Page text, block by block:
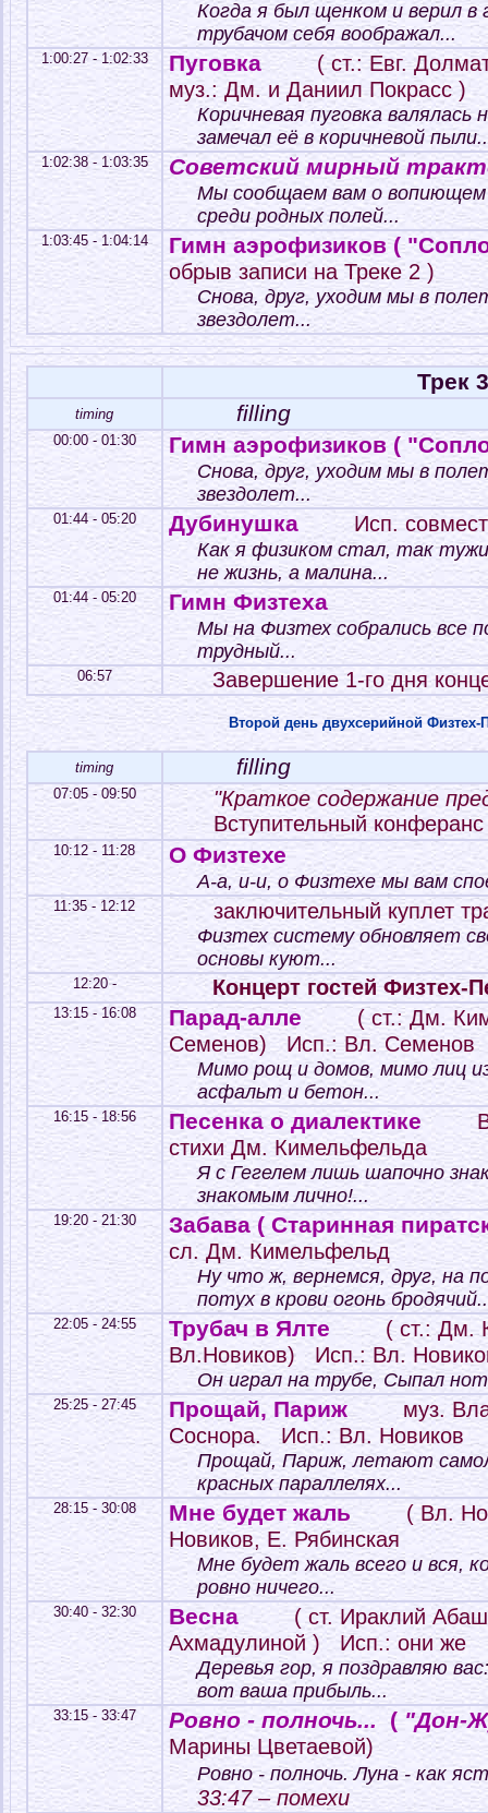
Когда я был щенком и верил
трубачом себя воображал...
1:00:27 - 1:02:33 Пуговка
( ст.: Евг.
муз.: Дм. и Даниил Покрасс )
Коричневая пуговка валялась
замечал её в коричневой
1:02:38 - 1:03:35 Советский мирный
Мы сообщаем вам о
среди родных полей...
1:03:45 - 1:04:14 Гимн аэрофизиков (
обрыв записи на Треке 2 )
Снова, друг, уходим мы в
звездолет...
Трек 3
timing filling
00:00 - 01:30 Гимн аэрофизиков (
Снова, друг, уходим мы в
звездолет...
01:44 - 05:20 Дубинушка Исп.
Как я физиком стал, так
не жизнь, а малина...
01:44 - 05:20 Гимн Физтеха
Мы на Физтех собрались все
трудный...
06:57 Завершение 1-го дня
Второй день двухсерийной Физтех-
timing filling
07:05 - 09:50
"Краткое содержание
Вступительный конферанс
10:12 - 11:28 О Физтехе
А-а, и-и, о Физтехе мы вам
11:35 - 12:12 заключительный куплет
Физтех систему обновляет
основы куют...
12:20 - Концерт гостей Физтех-
13:15 - 16:08 Парад-алле
( ст.: Дм.
Семенов) Исп.: Вл. Семенов
Мимо рощ и домов, мимо лиц
асфальт и бетон...
16:15 - 18:56 Песенка о диалектике
стихи Дм. Кимельфельда
Я с Гегелем лишь шапочно
знакомым лично!...
19:20 - 21:30 Забава ( Старинная
сл. Дм. Кимельфельд
Ну что ж, вернемся, друг, на
потух в крови огонь
22:05 - 24:55 Трубач в Ялте
( ст.: Дм.
Вл.Новиков) Исп.: Вл.
Он играл на трубе, Сыпал
25:25 - 27:45 Прощай, Париж
муз.
Соснора. Исп.: Вл. Новиков
Прощай, Париж, летают
красных параллелях...
28:15 - 30:08 Мне будет жаль
( Вл.
Новиков, Е. Рябинская
Мне будет жаль всего и вся,
ровно ничего...
30:40 - 32:30 Весна
( ст. Ираклий
Ахмадулиной ) Исп.: они же
Деревья гор, я поздравляю
вот ваша прибыль...
33:15 - 33:47 Ровно - полночь... ("Дон-
Марины Цветаевой)
Ровно - полночь. Луна - как
33:47 – помехи